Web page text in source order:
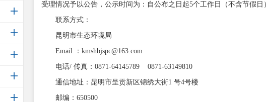
受理情况予以公告，公示时间为：自公布之日起5个工作日（不含节假日
联系方式：
昆明市生态环境局
Email ： kmshbjspc@163.com
电话/ 传真： 0871-64145789 0871-63149810
通信地址：昆明市呈贡新区锦绣大街1 号4号楼
邮编： 650500